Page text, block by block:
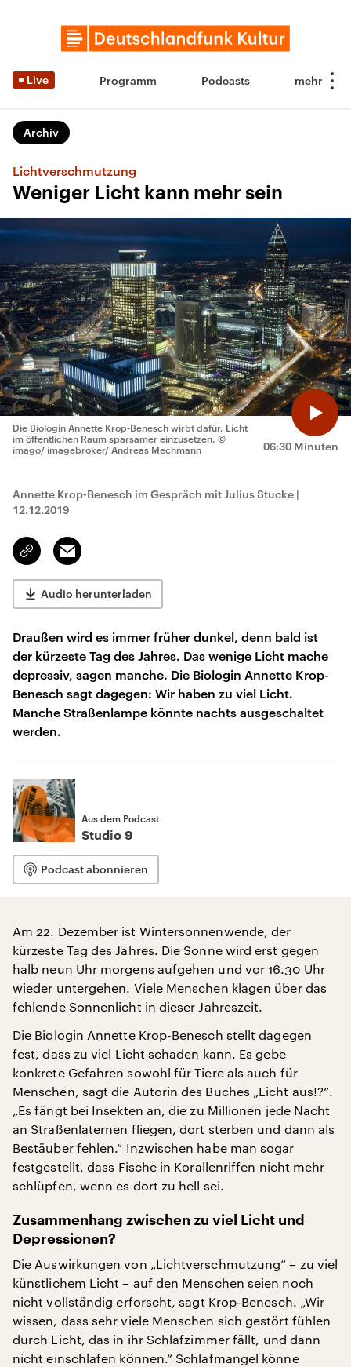
Live Programm Podcasts
Archiv
Lichtverschmutzung
Weniger Licht kann mehr sein
06:30 Minuten
Die Biologin Annette Krop-Benesch wirbt dafür, Licht
im öffentlichen Raum sparsamer einzusetzen. ©
imago/ imagebroker/ Andreas Mechmann
Annette Krop-Benesch im Gespräch mit Julius Stucke |
12.12.2019
Link
kopieren/teilen
Email
Audio herunterladen
Draußen wird es immer früher dunkel, denn bald ist
der kürzeste Tag des Jahres. Das wenige Licht mache
depressiv, sagen manche. Die Biologin Annette Krop-
Benesch sagt dagegen: Wir haben zu viel Licht.
Manche Straßenlampe könnte nachts ausgeschaltet
werden.
Aus dem Podcast
Studio 9
Podcast abonnieren
Am 22. Dezember ist Wintersonnenwende, der
kürzeste Tag des Jahres. Die Sonne wird erst gegen
halb neun Uhr morgens aufgehen und vor 16.30 Uhr
wieder untergehen. Viele Menschen klagen über das
fehlende Sonnenlicht in dieser Jahreszeit.
Die Biologin Annette Krop-Benesch stellt dagegen
fest, dass zu viel Licht schaden kann. Es gebe
konkrete Gefahren sowohl für Tiere als auch für
Menschen, sagt die Autorin des Buches „Licht aus!?“.
„Es fängt bei Insekten an, die zu Millionen jede Nacht
an Straßenlaternen fliegen, dort sterben und dann als
Bestäuber fehlen.“ Inzwischen habe man sogar
festgestellt, dass Fische in Korallenriffen nicht mehr
schlüpfen, wenn es dort zu hell sei.
Zusammenhang zwischen zu viel Licht und
Depressionen?
Die Auswirkungen von „Lichtverschmutzung“ – zu viel
künstlichem Licht – auf den Menschen seien noch
nicht vollständig erforscht, sagt Krop-Benesch. „Wir
wissen, dass sehr viele Menschen sich gestört fühlen
durch Licht, das in ihr Schlafzimmer fällt, und dann
nicht einschlafen können.“ Schlafmangel könne